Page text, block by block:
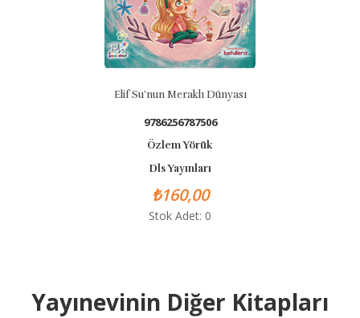
Elif Su’nun Meraklı Dünyası
9786256787506
Özlem Yörük
Dls Yayınları
₺160,00
Stok Adet: 0
Yayınevinin Diğer Kitapları